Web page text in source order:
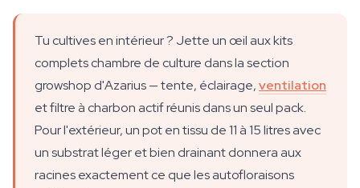
Tu cultives en intérieur ? Jette un œil aux kits
complets chambre de culture dans la section
growshop d'Azarius — tente, éclairage,ventilation
et filtre à charbon actif réunis dans un seul pack.
Pour l'extérieur, un pot en tissu de 11 à 15 litres avec
un substrat léger et bien drainant donnera aux
racines exactement ce que les autofloraisons